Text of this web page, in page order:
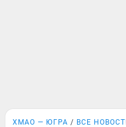
ХМАО — ЮГРА ВСЕ